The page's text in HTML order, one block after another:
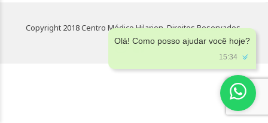
Olá! Como posso ajudar você hoje?
15:34
Copyright 2018 Centro Médico Hilarion. Direitos Reservados.